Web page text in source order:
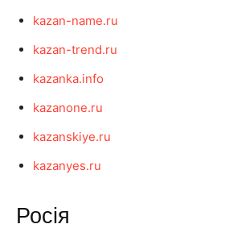
kazan-name.ru
kazan-trend.ru
kazanka.info
kazanone.ru
kazanskiye.ru
kazanyes.ru
Росія